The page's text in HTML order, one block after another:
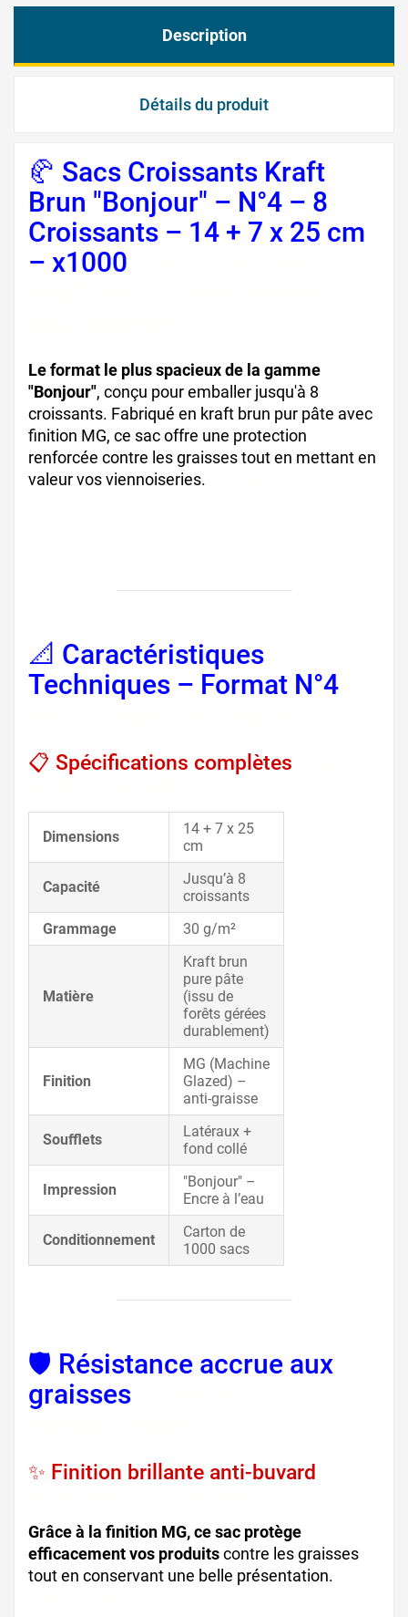
Description
Détails du produit
🥐 Sacs Croissants Kraft
Brun "Bonjour" – N°4 – 8
Croissants – 14 + 7 x 25 cm
– x1000
Le format le plus spacieux de la gamme
"Bonjour", conçu pour emballer jusqu'à 8
croissants. Fabriqué en kraft brun pur pâte avec
finition MG, ce sac offre une protection
renforcée contre les graisses tout en mettant en
valeur vos viennoiseries.
📐 Caractéristiques
Techniques – Format N°4
📋 Spécifications complètes
Dimensions
14 + 7 x 25
cm
Capacité
Jusqu’à 8
croissants
Grammage
30 g/m²
Matière
Kraft brun
pure pâte
(issu de
forêts gérées
durablement)
Finition
MG (Machine
Glazed) –
anti-graisse
Soufflets
Latéraux +
fond collé
Impression
"Bonjour" –
Encre à l’eau
Conditionnement
Carton de
1000 sacs
🛡️ Résistance accrue aux
graisses
✨ Finition brillante anti-buvard
Grâce à la finition MG, ce sac protège
efficacement vos produitscontre les graisses
tout en conservant une belle présentation.